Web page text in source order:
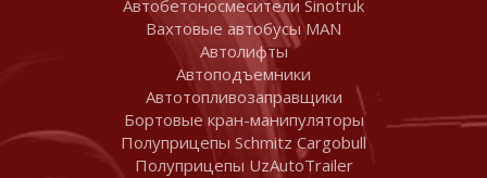
Автобетоносмесители Sinotruk
Вахтовые автобусы MAN
Автолифты
Автоподъемники
Автотопливозаправщики
Бортовые кран-манипуляторы
Полуприцепы Schmitz Cargobull
Полуприцепы UzAutoTrailer